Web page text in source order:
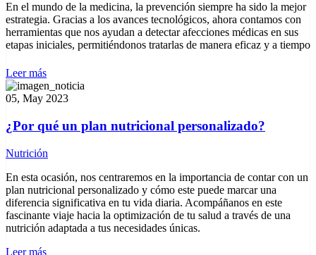
En el mundo de la medicina, la prevención siempre ha sido la mejor
estrategia. Gracias a los avances tecnológicos, ahora contamos con
herramientas que nos ayudan a detectar afecciones médicas en sus
etapas iniciales, permitiéndonos tratarlas de manera eficaz y a tiempo
Leer más
05, May 2023
¿Por qué un plan nutricional personalizado?
Nutrición
En esta ocasión, nos centraremos en la importancia de contar con un
plan nutricional personalizado y cómo este puede marcar una
diferencia significativa en tu vida diaria. Acompáñanos en este
fascinante viaje hacia la optimización de tu salud a través de una
nutrición adaptada a tus necesidades únicas.
Leer más